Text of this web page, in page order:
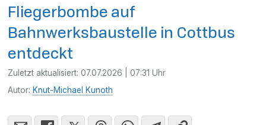
Fliegerbombe auf
Bahnwerksbaustelle in Cottbus
entdeckt
Zuletzt aktualisiert:07.07.2026 | 07:31 Uhr
Autor: Knut-Michael Kunoth